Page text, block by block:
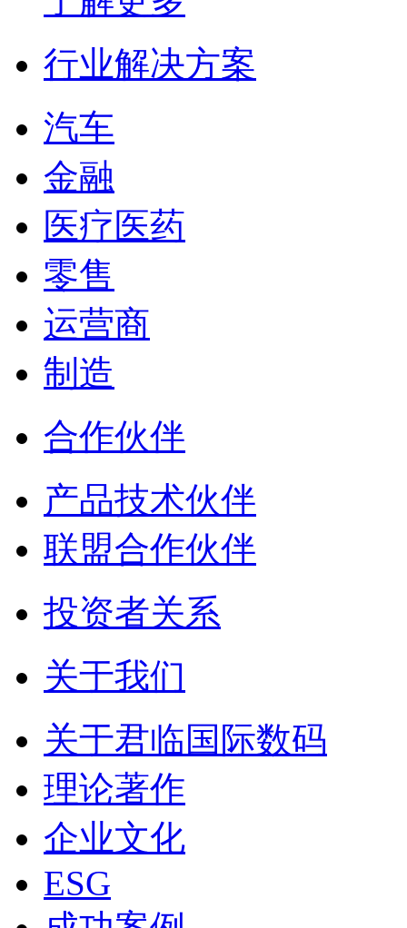
行业解决方案
汽车
金融
医疗医药
零售
运营商
制造
合作伙伴
产品技术伙伴
联盟合作伙伴
投资者关系
关于我们
关于君临国际数码
理论著作
企业文化
ESG